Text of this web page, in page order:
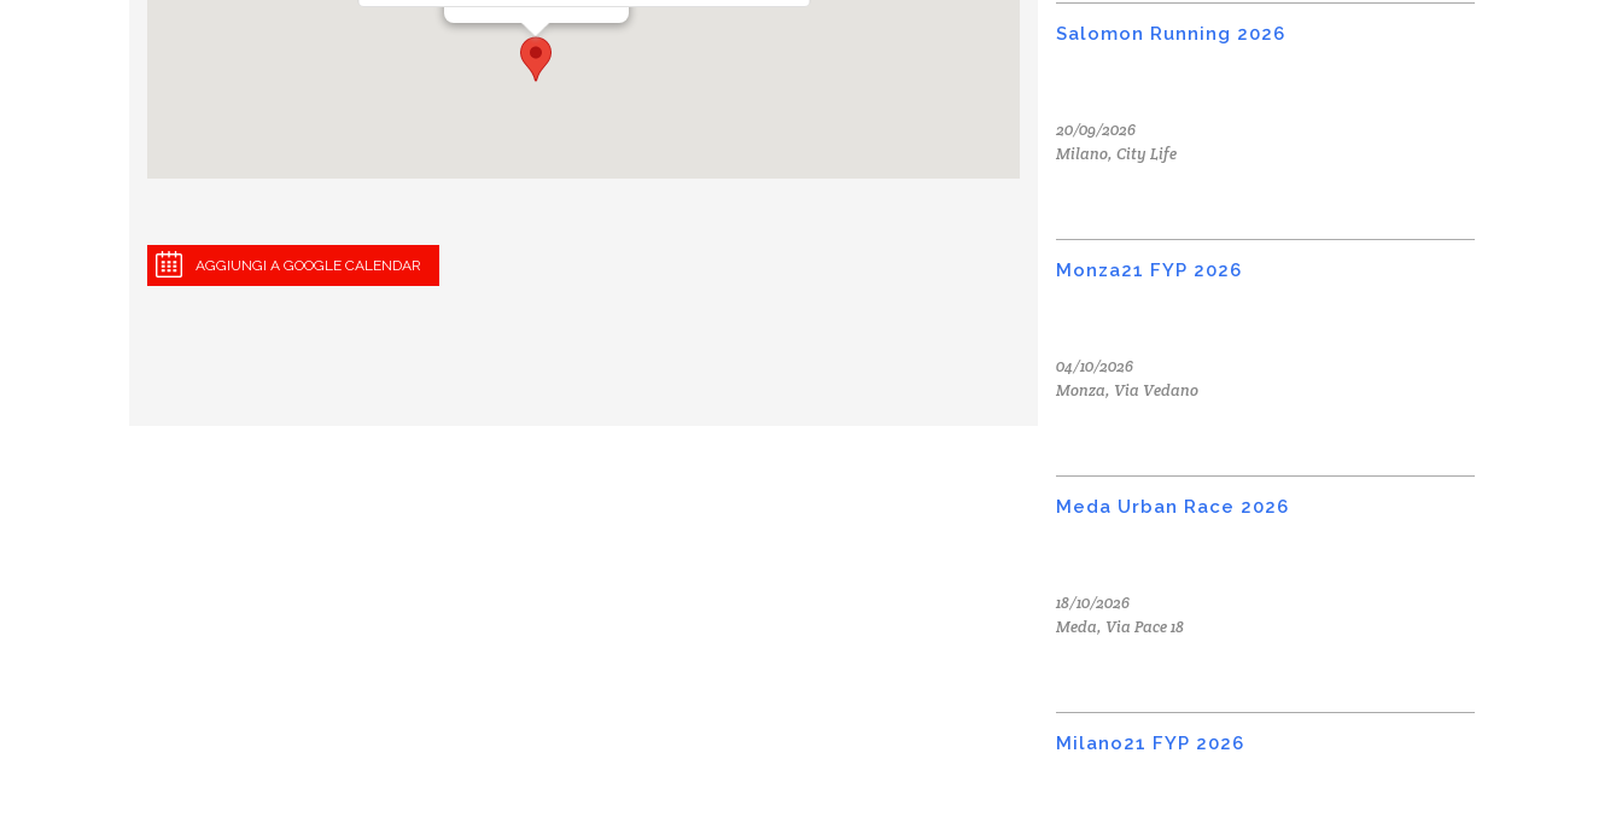
AGGIUNGI A GOOGLE CALENDAR
Salomon Running 2026
20/09/2026
Milano, City Life
Monza21 FYP 2026
04/10/2026
Monza, Via Vedano
Meda Urban Race 2026
18/10/2026
Meda, Via Pace 18
Milano21 FYP 2026